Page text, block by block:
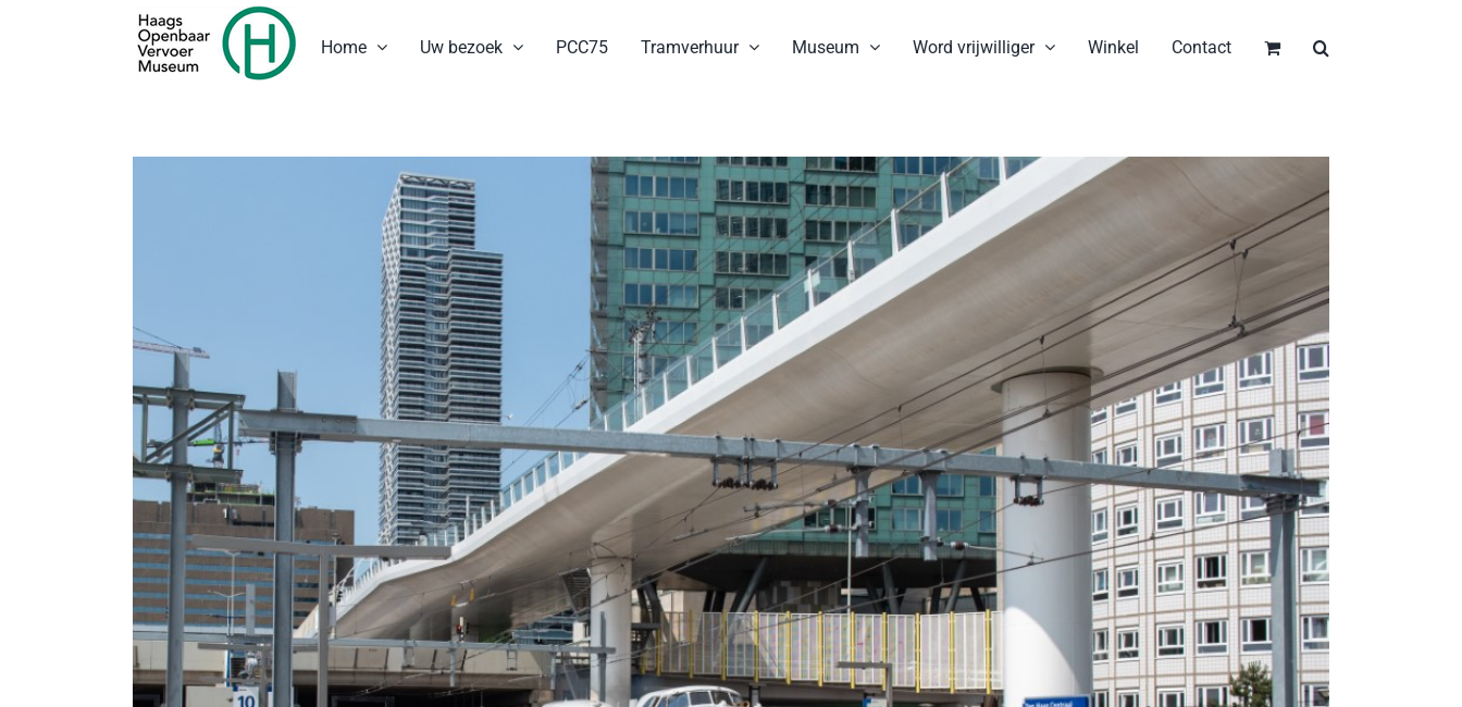
Home Uw bezoek PCC75 Tramverhuur Museum Word vrijwilliger Winkel Contact